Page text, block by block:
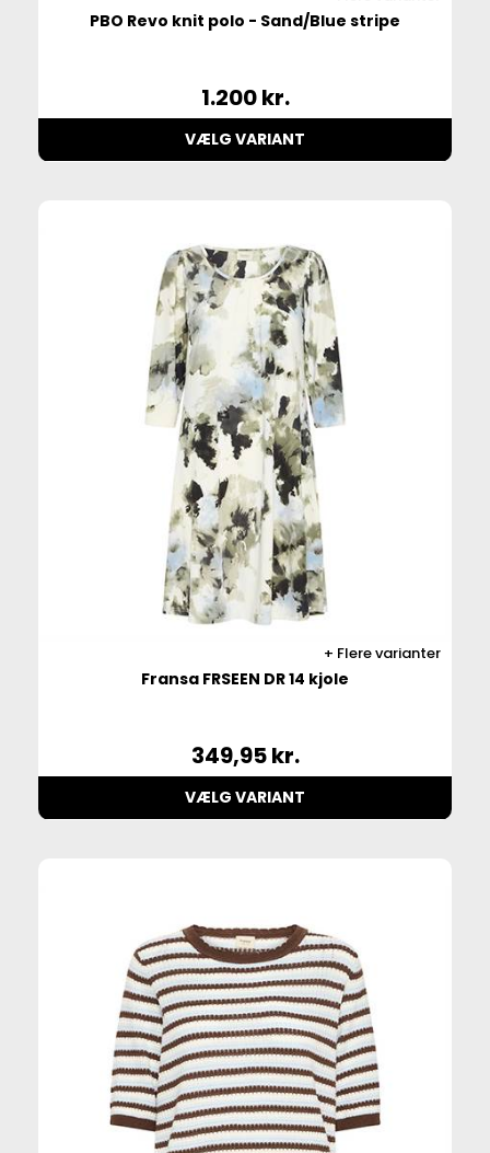
PBO Revo knit polo - Sand/Blue stripe
1.200kr.
VÆLG VARIANT
Flere varianter
Fransa FRSEEN DR 14 kjole
349,95kr.
VÆLG VARIANT